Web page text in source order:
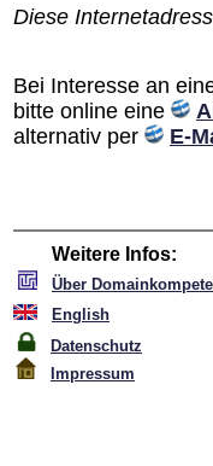
Diese
Bei Interesse an
bitte online eine
alternativ per
E-
Weitere Infos:
Über
English
Datenschutz
Impressum